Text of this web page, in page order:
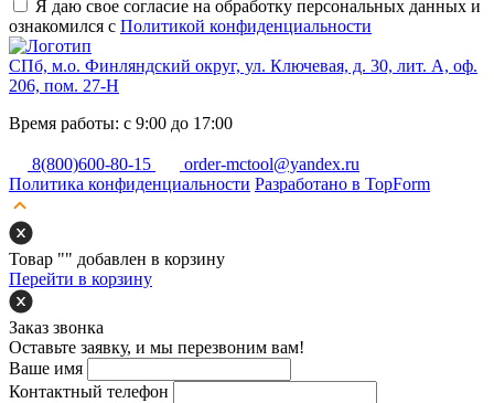
Я даю свое согласие на обработку персональных данных и
ознакомился с Политикой конфиденциальности
СПб, м.о. Финляндский округ, ул. Ключевая, д. 30, лит. А, оф.
206, пом. 27-Н
Время работы: с 9:00 до 17:00
8(800)600-80-15
order-mctool@yandex.ru
Политика конфиденциальности Разработано в TopForm
Товар "" добавлен в корзину
Перейти в корзину
Заказ звонка
Оставьте заявку, и мы перезвоним вам!
Ваше имя
Контактный телефон